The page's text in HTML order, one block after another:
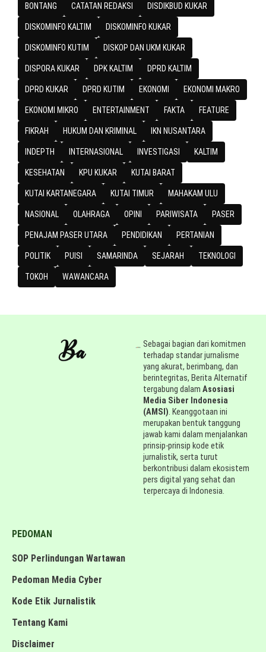
BONTANG CATATAN REDAKSI DISDIKBUD KUKAR
DISKOMINFO KALTIM DISKOMINFO KUKAR
DISKOMINFO KUTIM DISKOP DAN UKM KUKAR
DISPORA KUKAR DPK KALTIM DPRD KALTIM
DPRD KUKAR DPRD KUTIM EKONOMI EKONOMI MAKRO
EKONOMI MIKRO ENTERTAINMENT FAKTA FEATURE
FIKRAH HUKUM DAN KRIMINAL IKN NUSANTARA
INDEPTH INTERNASIONAL INVESTIGASI KALTIM
KESEHATAN KPU KUKAR KUTAI BARAT
KUTAI KARTANEGARA KUTAI TIMUR MAHAKAM ULU
NASIONAL OLAHRAGA OPINI PARIWISATA PASER
PENAJAM PASER UTARA PENDIDIKAN PERTANIAN
POLITIK PUISI SAMARINDA SEJARAH TEKNOLOGI
TOKOH WAWANCARA
Sebagai bagian dari komitmen
terhadap standar jurnalisme
yang akurat, berimbang, dan
berintegritas, Berita Alternatif
tergabung dalamAsosiasi
Media Siber Indonesia
(AMSI). Keanggotaan ini
merupakan bentuk tanggung
jawab kami dalam menjalankan
prinsip-prinsip kode etik
jurnalistik, serta turut
berkontribusi dalam ekosistem
pers digital yang sehat dan
terpercaya di Indonesia.
PEDOMAN
SOP Perlindungan Wartawan
Pedoman Media Cyber
Kode Etik Jurnalistik
Tentang Kami
Disclaimer